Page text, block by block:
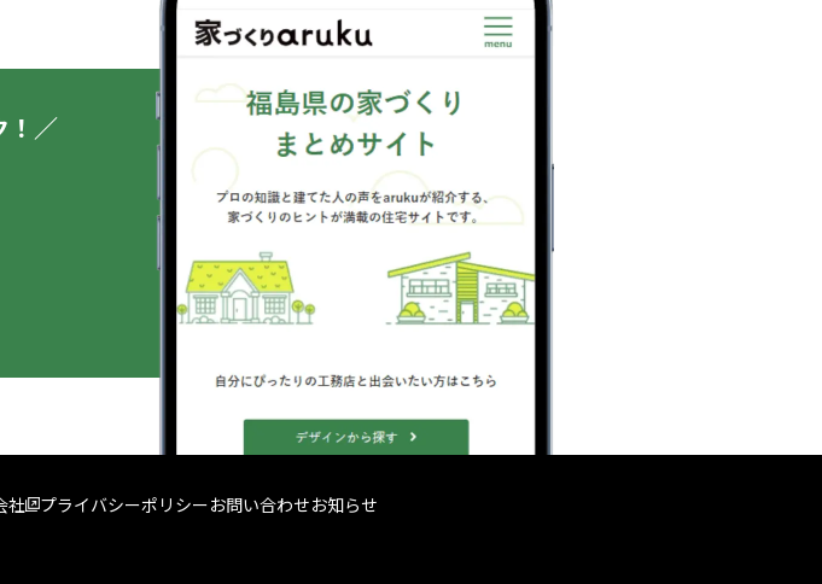
！／
社 プライバシーポリシーお問い合わせお知らせ